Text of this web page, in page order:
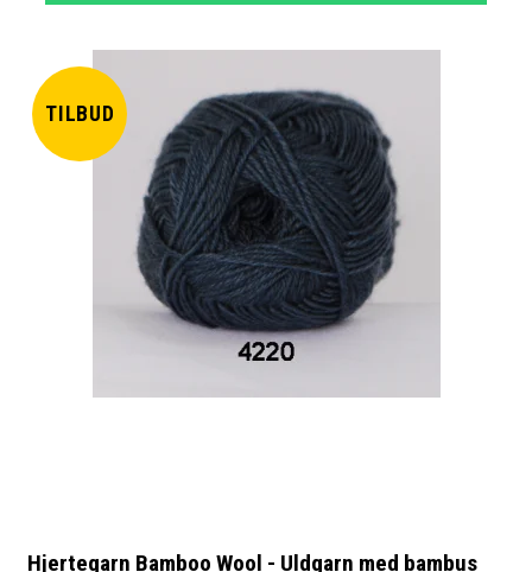
TILBUD
Hjertegarn Bamboo Wool - Uldgarn med bambus